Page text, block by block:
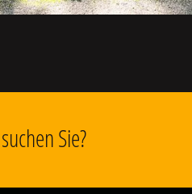
Sie?